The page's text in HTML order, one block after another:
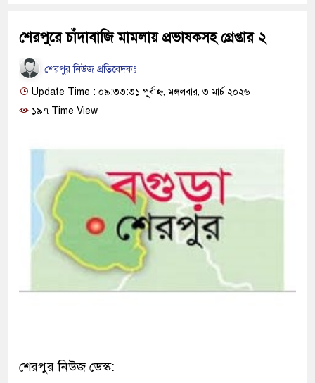
শেরপুরে চাঁদাবাজি মামলায় প্রভাষকসহ গ্রেপ্তার ২
শেরপুর নিউজ প্রতিবেদকঃ
Update Time : ০৯:৩৩:৩১ পূর্বাহ্ন, মঙ্গলবার, ৩ মার্চ ২০২৬
১৯৭ Time View
শেরপুর নিউজ ডেস্ক: